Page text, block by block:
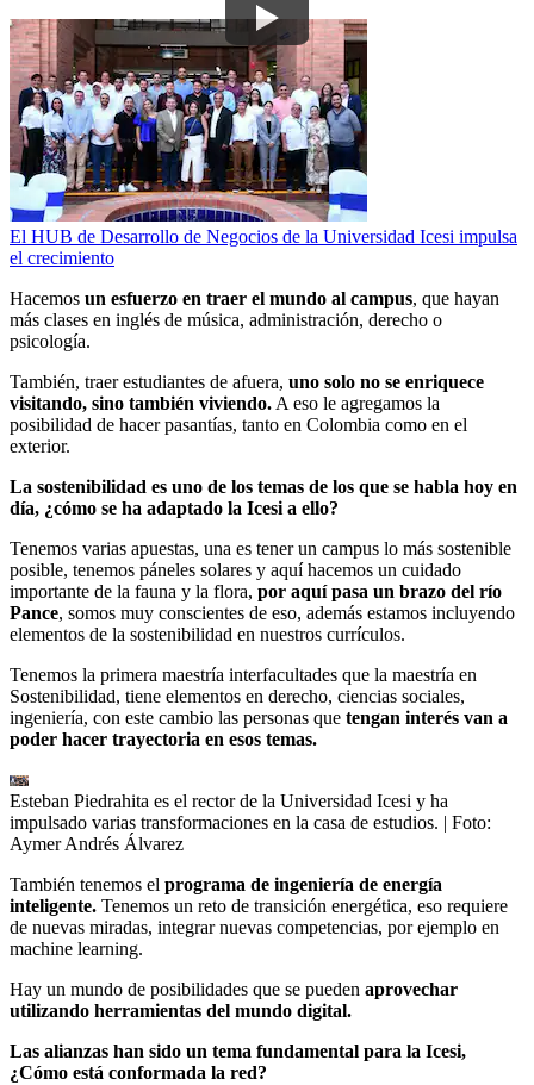
El HUB de Desarrollo de Negocios de la Universidad Icesi impulsa
el crecimiento
Hacemos un esfuerzo en traer el mundo al campus, que hayan
más clases en inglés de música, administración, derecho o
psicología.
También, traer estudiantes de afuera, uno solo no se enriquece
visitando, sino también viviendo. A eso le agregamos la
posibilidad de hacer pasantías, tanto en Colombia como en el
exterior.
La sostenibilidad es uno de los temas de los que se habla hoy en
día, ¿cómo se ha adaptado la Icesi a ello?
Tenemos varias apuestas, una es tener un campus lo más sostenible
posible, tenemos páneles solares y aquí hacemos un cuidado
importante de la fauna y la flora, por aquí pasa un brazo del río
Pance, somos muy conscientes de eso, además estamos incluyendo
elementos de la sostenibilidad en nuestros currículos.
Tenemos la primera maestría interfacultades que la maestría en
Sostenibilidad, tiene elementos en derecho, ciencias sociales,
ingeniería, con este cambio las personas que tengan interés van a
poder hacer trayectoria en esos temas.
Esteban Piedrahita es el rector de la Universidad Icesi y ha
impulsado varias transformaciones en la casa de estudios. | Foto:
Aymer Andrés Álvarez
También tenemos el programa de ingeniería de energía
inteligente. Tenemos un reto de transición energética, eso requiere
de nuevas miradas, integrar nuevas competencias, por ejemplo en
machine learning.
Hay un mundo de posibilidades que se pueden aprovechar
utilizando herramientas del mundo digital.
Las alianzas han sido un tema fundamental para la Icesi,
¿Cómo está conformada la red?